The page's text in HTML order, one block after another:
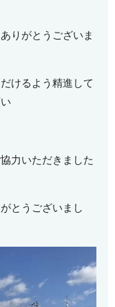
りがとうございま
けるよう精進して
力いただきました
とうございまし